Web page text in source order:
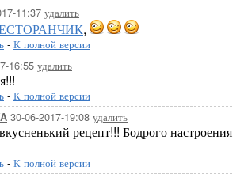
11:37 удалить
,
- К полной версии
16:55 удалить
- К полной версии
30-06-2017-19:08 удалить
рецепт!!! Бодрого настроения
- К полной версии